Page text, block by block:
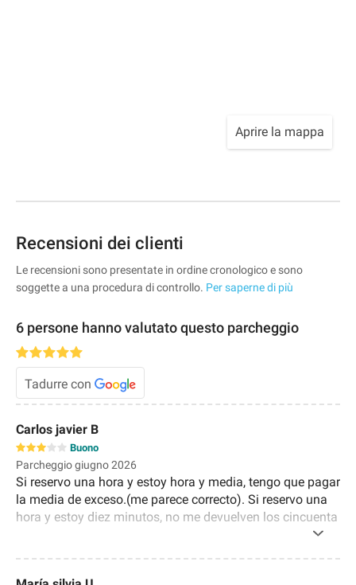
Aprire la mappa
Recensioni dei clienti
Le recensioni sono presentate in ordine cronologico e sono
soggette a una procedura di controllo. Per saperne di più
6 persone hanno valutato questo parcheggio
Tadurre con
Carlos javier B
Buono
Parcheggio giugno 2026
Si reservo una hora y estoy hora y media, tengo que pagar
la media de exceso.(me parece correcto). Si reservo una
hora y estoy diez minutos, no me devuelven los cincuenta